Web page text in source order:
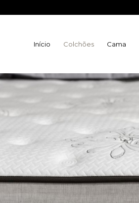
Início Colchões Cama